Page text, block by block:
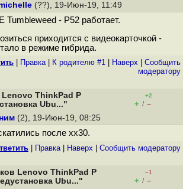
(??), 19-Июн-19, 11:49
Tumbleweed - P52 работает.
приходится с видеокарточкой -
в режиме гибрида.
Правка| К родителю #1 Наверх
Cообщить
модератору
ThinkPad P
Ubu..."
+2
+ / –
(2), 19-Июн-19, 08:25
после xx30.
Правка| Наверх Cообщить модератору
Lenovo ThinkPad P
Ubu..."
–1
+ / –